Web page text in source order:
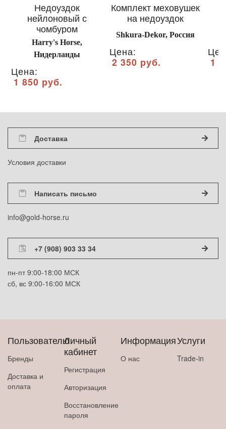
Недоуздок
нейлоновый с
чомбуром
Harry's Horse,
Нидерланды
Цена:
1 850 руб.
Комплект меховушек
на недоуздок
Shkura-Dekor, Россия
Цена:
2 350 руб.
1
Доставка
Условия доставки
Написать письмо
info@gold-horse.ru
+7 (908) 903 33 34
пн-пт 9:00-18:00 МСК
сб, вс 9:00-16:00 МСК
Пользователю
Бренды
Доставка и
оплата
Личный
кабинет
Регистрация
Авторизация
Восстановление
пароля
Информация
О нас
Услуги
Trade-in